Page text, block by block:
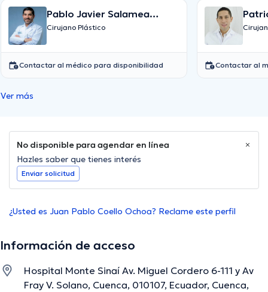
Pablo Javier Salamea
Molina
Cirujano Plástico
Contactar al médico para disponibilidad Contactar al
Ver más
No disponible para agendar en línea
Hazles saber que tienes interés
Enviar solicitud
¿Usted es Juan Pablo Coello Ochoa? Reclame este perfil
Información de acceso
Hospital Monte Sinaí Av. Miguel Cordero 6-111 y Av
Fray V. Solano, Cuenca, 010107, Ecuador, Cuenca,